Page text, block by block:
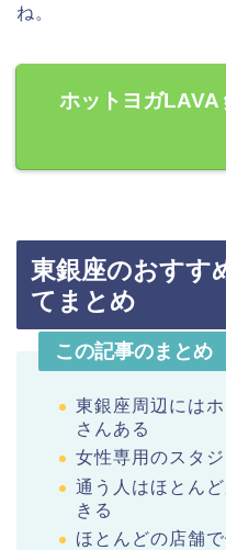
ね。
ホットヨガLAVA
東銀座のおすす
てまとめ
この記事のまとめ
東銀座周辺には
さんある
女性専用のスタ
通う人はほとん
きる
ほとんどの店舗